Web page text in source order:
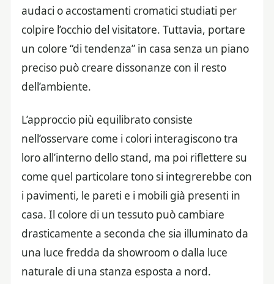
audaci o accostamenti cromatici studiati per
colpire l’occhio del visitatore. Tuttavia, portare
un colore “di tendenza” in casa senza un piano
preciso può creare dissonanze con il resto
dell’ambiente.
L’approccio più equilibrato consiste
nell’osservare come i colori interagiscono tra
loro all’interno dello stand, ma poi riflettere su
come quel particolare tono si integrerebbe con
i pavimenti, le pareti e i mobili già presenti in
casa. Il colore di un tessuto può cambiare
drasticamente a seconda che sia illuminato da
una luce fredda da showroom o dalla luce
naturale di una stanza esposta a nord.